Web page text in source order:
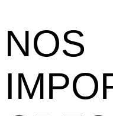
NOS